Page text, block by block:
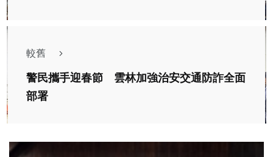
較舊
警民攜手迎春節 雲林加強治安交通防詐全面
部署